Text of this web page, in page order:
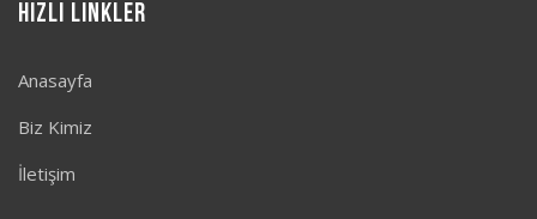
Hızlı Linkler
Anasayfa
Biz Kimiz
İletişim